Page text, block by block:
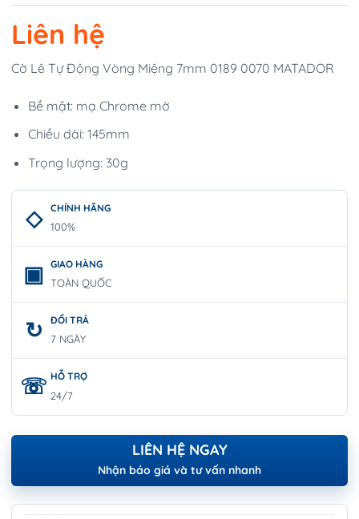
Liên hệ
Cờ Lê Tự Động Vòng Miệng 7mm 0189 0070 MATADOR
Bề mặt: mạ Chrome mờ
Chiều dài: 145mm
Trọng lượng: 30g
CHÍNH HÃNG
100%
GIAO HÀNG
TOÀN QUỐC
ĐỔI TRẢ
7 NGÀY
HỖ TRỢ
24/7
LIÊN HỆ NGAY
Nhận báo giá và tư vấn nhanh